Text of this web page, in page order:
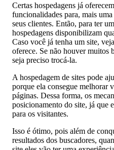
Certas hospedagens já
funcionalidades para, mais
seus clientes. Então, para ter
hospedagens disponibilizam
Caso você já tenha um site,
oferece. Se não houver muitos
seja preciso trocá-la.
A hospedagem de sites pode
porque ela consegue melhorar
páginas. Dessa forma, os
posicionamento do site, já que
para os visitantes.
Isso é ótimo, pois além de
resultados dos buscadores,